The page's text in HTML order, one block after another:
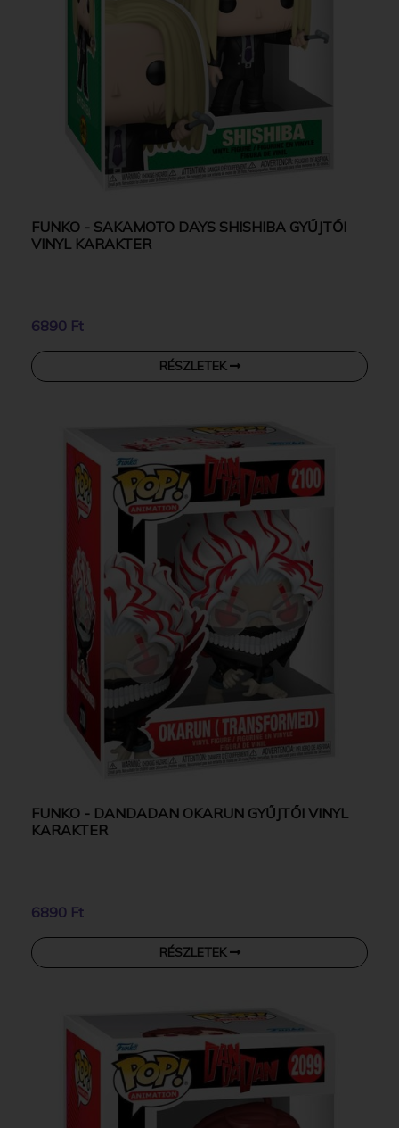
FUNKO - SAKAMOTO DAYS SHISHIBA GYŰJTŐI
VINYL KARAKTER
6890 Ft
RÉSZLETEK
FUNKO - DANDADAN OKARUN GYŰJTŐI VINYL
KARAKTER
6890 Ft
RÉSZLETEK